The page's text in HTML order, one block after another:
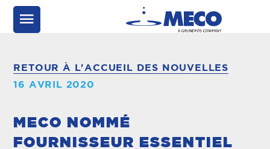
RETOUR À L'ACCUEIL DES NOUVELLES
16 AVRIL 2020
MECO NOMMÉ
FOURNISSEUR ESSENTIEL